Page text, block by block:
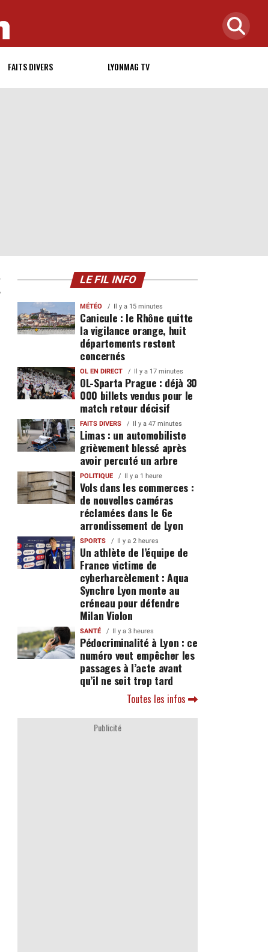
FAITS DIVERS LYONMAG TV
LE FIL INFO
MÉTÉO Il y a 15 minutes
Canicule : le Rhône quitte
la vigilance orange, huit
départements restent
concernés
OL EN DIRECT Il y a 17 minutes
OL-Sparta Prague : déjà 30
000 billets vendus pour le
match retour décisif
FAITS DIVERS Il y a 47 minutes
Limas : un automobiliste
grièvement blessé après
avoir percuté un arbre
POLITIQUE Il y a 1 heure
Vols dans les commerces :
de nouvelles caméras
réclamées dans le 6e
arrondissement de Lyon
SPORTS Il y a 2 heures
Un athlète de l’équipe de
France victime de
cyberharcèlement : Aqua
Synchro Lyon monte au
créneau pour défendre
Milan Violon
SANTÉ Il y a 3 heures
Pédocriminalité à Lyon : ce
numéro veut empêcher les
passages à l’acte avant
qu’il ne soit trop tard
Toutes les infos
Publicité